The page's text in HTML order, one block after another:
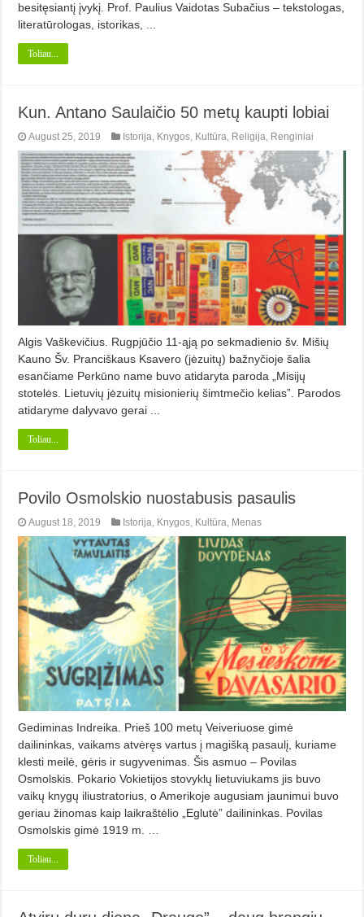
besitęsiantį įvykį. Prof. Paulius Vaidotas Subačius – tekstologas,
literatūrologas, istorikas, ...
Toliau...
Kun. Antano Saulaičio 50 metų kaupti lobiai
August 25, 2019 Istorija, Knygos, Kultūra, Religija, Renginiai
Algis Vaškevičius. Rugpjūčio 11-ąją po sekmadienio šv. Mišių
Kauno Šv. Pranciškaus Ksavero (jėzuitų) bažnyčioje šalia
esančiame Perkūno name buvo atidaryta paroda „Misijų
stotelės. Lietuvių jėzuitų misionierių šimtmečio kelias”. Parodos
atidaryme dalyvavo gerai ...
Toliau...
Povilo Osmolskio nuostabusis pasaulis
August 18, 2019 Istorija, Knygos, Kultūra, Menas
Gediminas Indreika. Prieš 100 metų Veiveriuose gimė
dailininkas, vaikams atvėręs vartus į magišką pasaulį, kuriame
klesti meilė, gėris ir sugyvenimas. Šis asmuo – Povilas
Osmolskis. Pokario Vokietijos stovyklų lietuviukams jis buvo
vaikų knygų iliustratorius, o Amerikoje augusiam jaunimui buvo
geriau žinomas kaip laikraštėlio „Eglutė” dailininkas. Povilas
Osmolskis gimė 1919 m. …
Toliau...